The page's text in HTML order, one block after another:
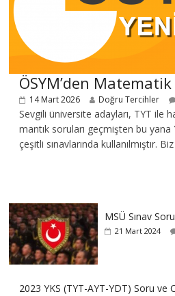
ÖSYM’den Matematik
14 Mart 2026 Doğru Tercihler
Sevgili üniversite adayları, TYT ile
mantık soruları geçmişten bu yana
çeşitli sınavlarında kullanılmıştır. Biz
MSÜ Sınav
21 Mart 2024
2023 YKS (TYT-AYT-YDT) Soru ve